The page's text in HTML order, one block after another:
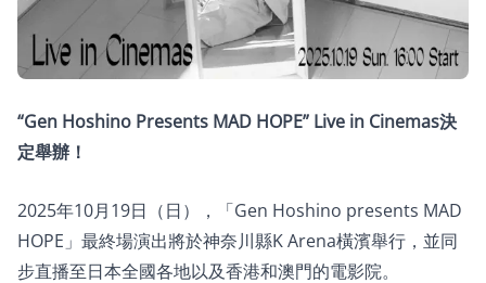
“Gen Hoshino Presents MAD HOPE” Live in Cinemas決
定舉辦！
2025年10月19日（日），「Gen Hoshino presents MAD
HOPE」最終場演出將於神奈川縣K Arena橫濱舉行，並同
步直播至日本全國各地以及香港和澳門的電影院。